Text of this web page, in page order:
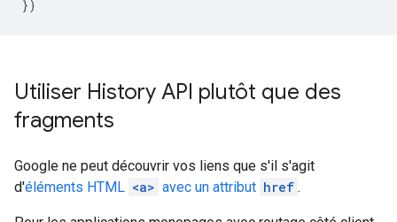
})
Utiliser History API plutôt que des
fragments
Google ne peut découvrir vos liens que s'il s'agit
d'éléments HTML <a> avec un attribut href .